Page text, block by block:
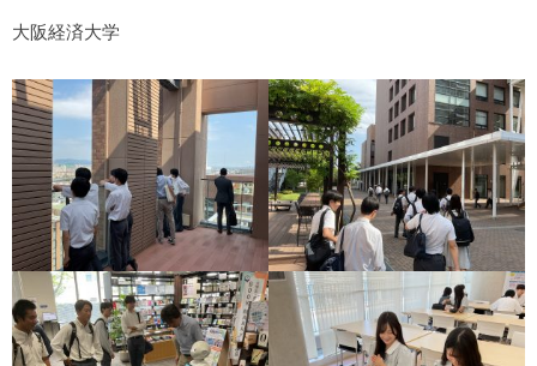
大阪経済大学